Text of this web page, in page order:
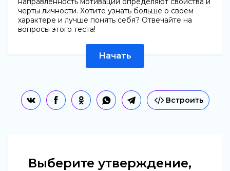
черты личности. Хотите узнать больше о своем
характере и лучше понять себя? Отвечайте на
вопросы этого теста!
Начать
Встроить
Выберите утверждение,